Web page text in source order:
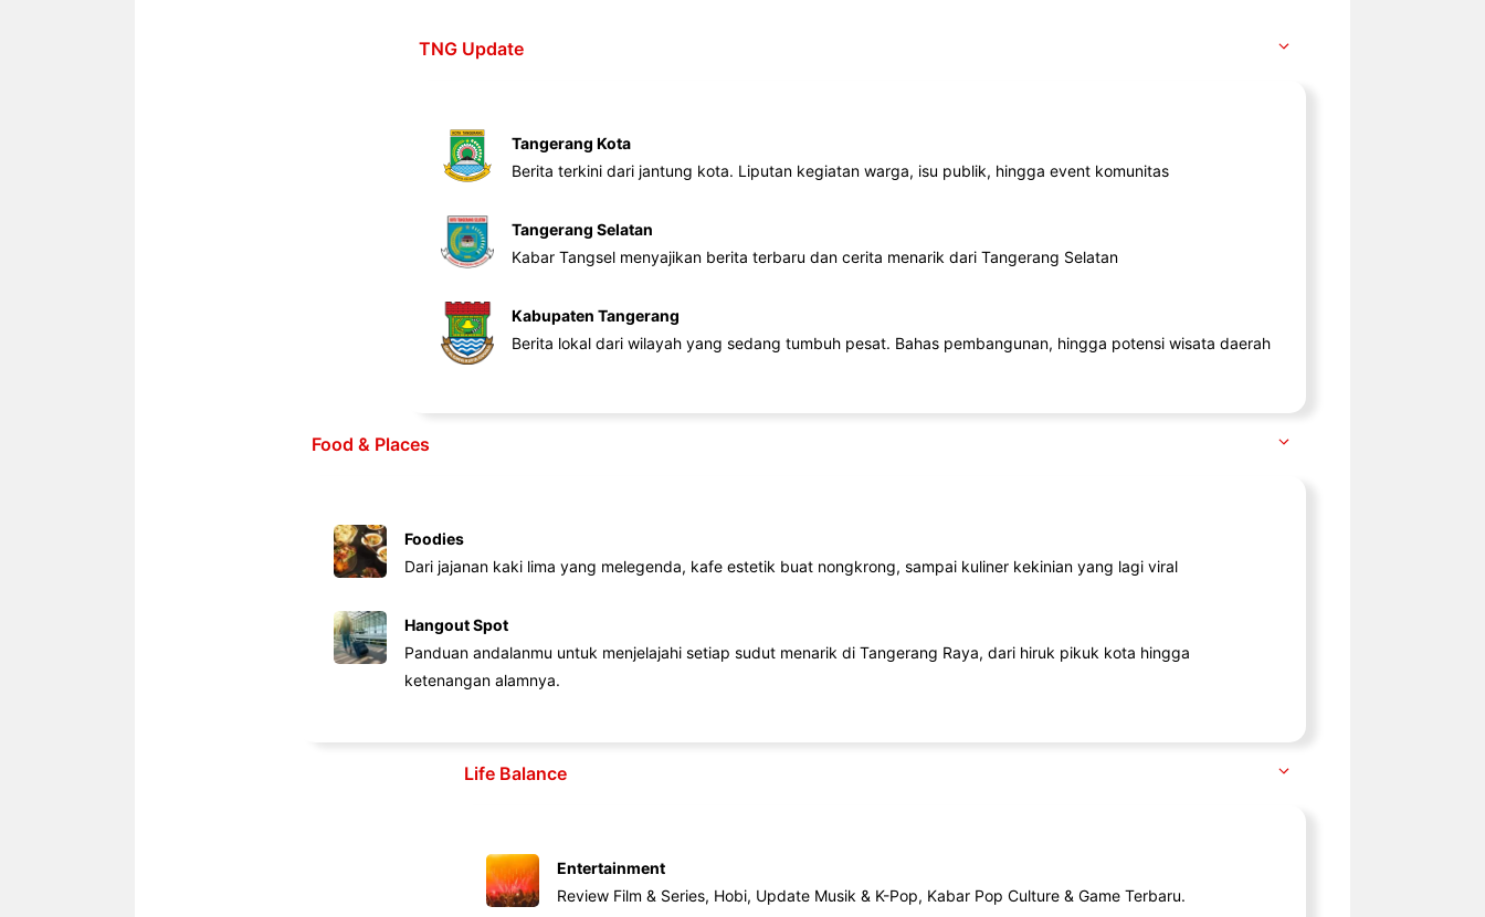
TNG Update
Tangerang Kota
Berita terkini dari jantung kota. Liputan kegiatan warga, isu publik, hingga event komunitas
Tangerang Selatan
Kabar Tangsel menyajikan berita terbaru dan cerita menarik dari Tangerang Selatan
Kabupaten Tangerang
Berita lokal dari wilayah yang sedang tumbuh pesat. Bahas pembangunan, hingga potensi wisata daerah
Food & Places
Foodies
Dari jajanan kaki lima yang melegenda, kafe estetik buat nongkrong, sampai kuliner kekinian yang lagi viral
Hangout Spot
Panduan andalanmu untuk menjelajahi setiap sudut menarik di Tangerang Raya, dari hiruk pikuk kota hingga
ketenangan alamnya.
Life Balance
Entertainment
Review Film & Series, Hobi, Update Musik & K-Pop, Kabar Pop Culture & Game Terbaru.